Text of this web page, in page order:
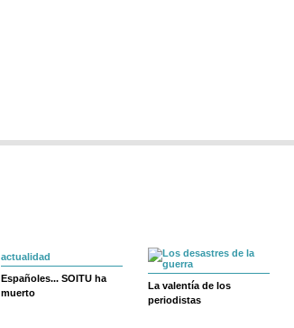
actualidad
Españoles... SOITU ha
muerto
La valentía de los
periodistas